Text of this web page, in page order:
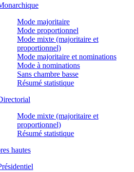
Mode majoritaire
Mode proportionnel
Mode mixte (majoritaire et
proportionnel)
Mode majoritaire et nominations
Mode à nominations
Sans chambre basse
Résumé statistique
Mode mixte (majoritaire et
proportionnel)
Résumé statistique
hautes